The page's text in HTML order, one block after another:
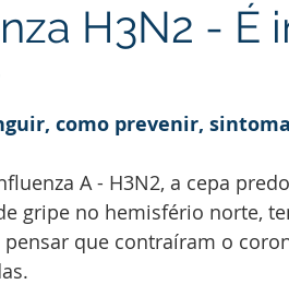
H3N2 - É
como prevenir,
A - H3N2, a cepa
gripe no hemisfério norte,
pensar que contraíram o